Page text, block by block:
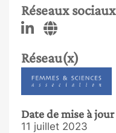
Réseaux sociaux
Réseau(x)
Date de mise à jour
11 juillet 2023